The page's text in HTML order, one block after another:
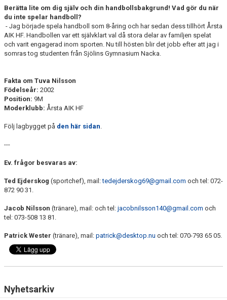
Berätta lite om dig själv och din handbollsbakgrund! Vad gör du när
du inte spelar handboll?
- Jag började spela handboll som 8-åring och har sedan dess tillhört Årsta
AIK HF. Handbollen var ett självklart val då stora delar av familjen spelat
och varit engagerad inom sporten. Nu till hösten blir det jobb efter att jag i
somras tog studenten från Sjölins Gymnasium Nacka.
Fakta om Tuva Nilsson
Födelseår: 2002
Position: 9M
Moderklubb: Årsta AIK HF
Följ lagbygget på den här sidan.
---
Ev. frågor besvaras av:
Ted Ejderskog (sportchef), mail:tedejderskog69@gmail.com och tel: 072-
872 90 31.
Jacob Nilsson (tränare), mail: och tel: jacobnilsson140@gmail.com och
tel: 073-508 13 81.
Patrick Wester (tränare), mail: patrick@desktop.nu och tel: 070-793 65 05.
Nyhetsarkiv